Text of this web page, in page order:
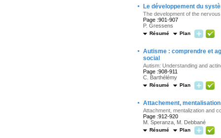
· Le développement du
The development of the
Page :901-907
P. Gressens
Résumé Plan
· Autisme : comprendre et
social
Autism: Understanding and
Page :908-911
C. Barthélémy
Résumé Plan
· Attachement,
Attachment, mentalization and
Page :912-920
M. Speranza, M. Debbané
Résumé Plan